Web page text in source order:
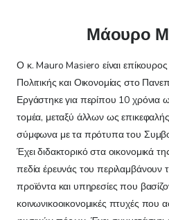
Μάουρο
Ο κ. Mauro Masiero είναι
Πολιτικής και Οικονομίας στο
Εργάστηκε για περίπου 10 χρόνια
τομέα, μεταξύ άλλων ως
σύμφωνα με τα πρότυπα του
Έχει διδακτορικό στα οικονομικά
πεδία έρευνάς του
προϊόντα και υπηρεσίες που
κοινωνικοοικονομικές πτυχές που